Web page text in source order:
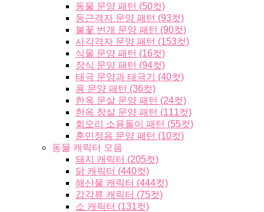
동물 문양 패턴 (50컷)
둥근격자 문양 패턴 (93컷)
불꽃 번개 문양 패턴 (90컷)
사각격자 문양 패턴 (153컷)
식물 문양 패턴 (16컷)
장식 문양 패턴 (94컷)
태극 문양과 태극기 (40컷)
용 문양 패턴 (36컷)
한옥 문살 문양 패턴 (24컷)
한옥 창살 문양 패턴 (111컷)
회오리 소용돌이 패턴 (55컷)
훈민정음 문양 패턴 (10컷)
동물 캐릭터 모음
돼지 캐릭터 (205컷)
닭 캐릭터 (440컷)
해산물 캐릭터 (444컷)
갑각류 캐릭터 (75컷)
소 캐릭터 (131컷)